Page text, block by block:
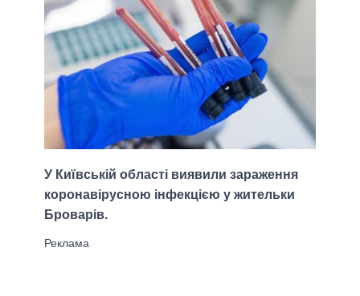
У Київській області виявили зараження
коронавірусною інфекцією у жительки
Броварів.